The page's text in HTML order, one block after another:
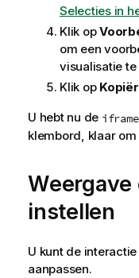
Selecties in
Klik op
om een
visualisatie te
Klik op
U hebt nu de iframe
klembord, klaar
instellen
U kunt de
aanpassen.